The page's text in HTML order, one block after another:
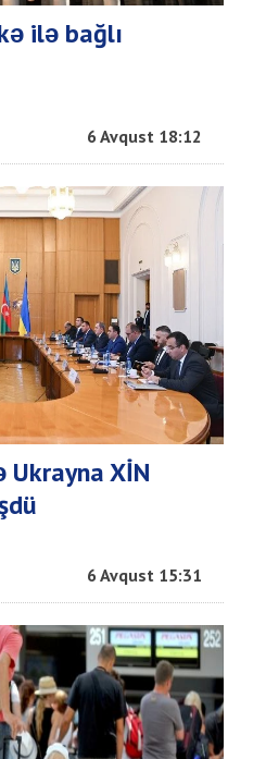
ilə bağlı
6 Avqust 18:12
Ukrayna XİN
6 Avqust 15:31